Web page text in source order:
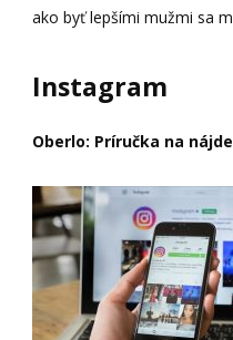
ako byť lepšími mužmi sa
Instagram
Oberlo: Príručka na